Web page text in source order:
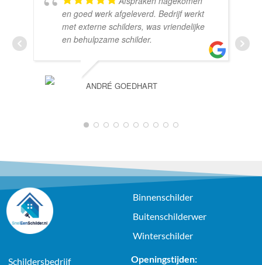
en goed werk afgeleverd. Bedrijf werkt
met externe schilders, was vriendelijke
en behulpzame schilder.
ANDRÉ GOEDHART
1 2 3 4 5 6 7 8 9 10
Binnenschilder
Buitenschilderwer
Winterschilder
Schildersbedrijf Openingstijden: